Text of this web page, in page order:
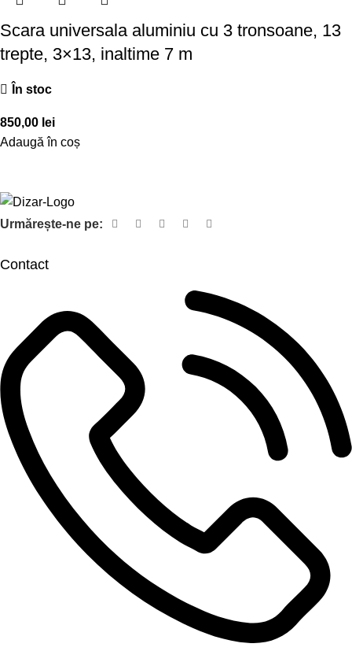
Scara universala aluminiu cu 3 tronsoane, 13
trepte, 3×13, inaltime 7 m
În stoc
850,00 lei
Adaugă în coș
Urmărește-ne pe:
Contact